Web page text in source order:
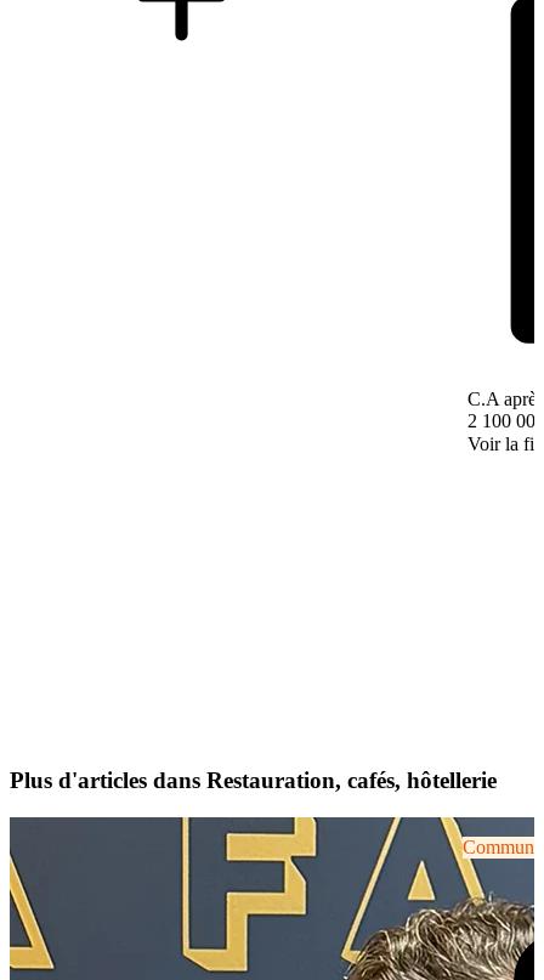
C.A
2 100
Voir la
Plus d'articles dans Restauration, cafés, hôtellerie